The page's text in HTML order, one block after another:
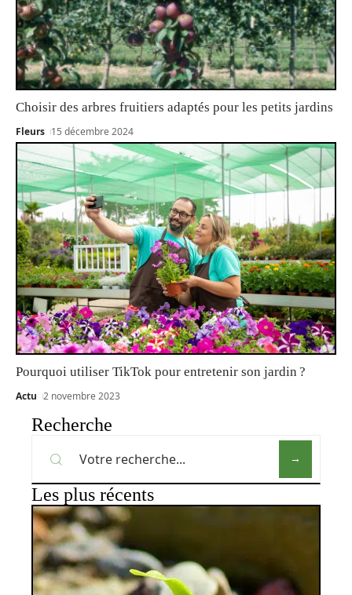
Choisir des arbres fruitiers adaptés pour les petits jardins
Fleurs 15 décembre 2024
Pourquoi utiliser TikTok pour entretenir son jardin ?
Actu 2 novembre 2023
Recherche
Les plus récents